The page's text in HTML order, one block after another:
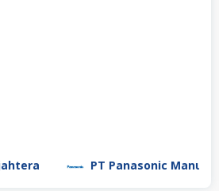
PT Panasonic